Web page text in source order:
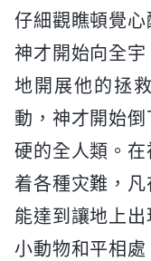
仔細觀瞧頓覺
神才開始向全
地開展他的拯
動，神才開始
硬的全人類。
着各種灾難，
能達到讓地上
小動物和平相